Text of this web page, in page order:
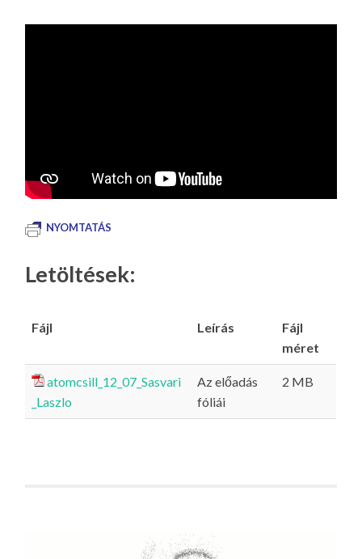
NYOMTATÁS
Letöltések:
Fájl Leírás
Fájl
méret
atomcsill_12_07_Sasvari
_Laszlo
Az előadás
fóliái
2 MB